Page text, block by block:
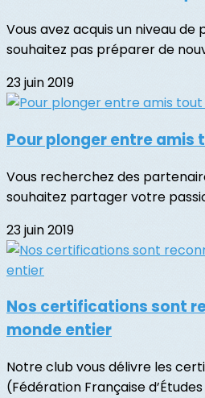
Vous avez acquis un niveau de
souhaitez pas préparer de
23 juin 2019
Pour plonger entre amis
Vous recherchez des
souhaitez partager votre
23 juin 2019
Nos certifications sont
monde entier
Notre club vous délivre les
(Fédération Française d’Études